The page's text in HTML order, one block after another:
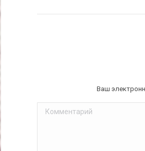
Ваш
Комментарий